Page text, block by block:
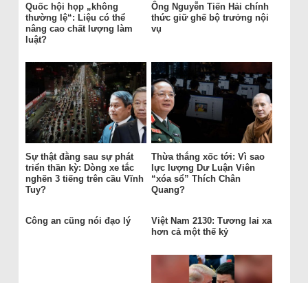
Quốc hội họp „không
thường lệ“: Liệu có thể
nâng cao chất lượng làm
luật?
Ông Nguyễn Tiến Hải chính
thức giữ ghế bộ trưởng nội
vụ
Sự thật đằng sau sự phát
triển thần kỳ: Dòng xe tắc
nghẽn 3 tiếng trên cầu Vĩnh
Tuy?
Thừa thắng xốc tới: Vì sao
lực lượng Dư Luận Viên
“xóa sổ” Thích Chân
Quang?
Công an cũng nói đạo lý
Việt Nam 2130: Tương lai xa
hơn cả một thế kỷ